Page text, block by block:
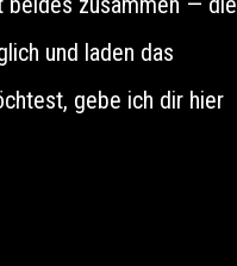
und laden das
gebe ich dir hier